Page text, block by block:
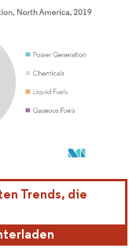
Namensnennung gemäß
Trends, die